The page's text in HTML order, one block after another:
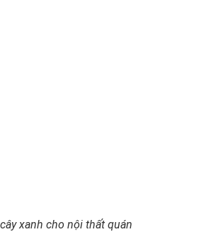
xanh cho nội thất quán